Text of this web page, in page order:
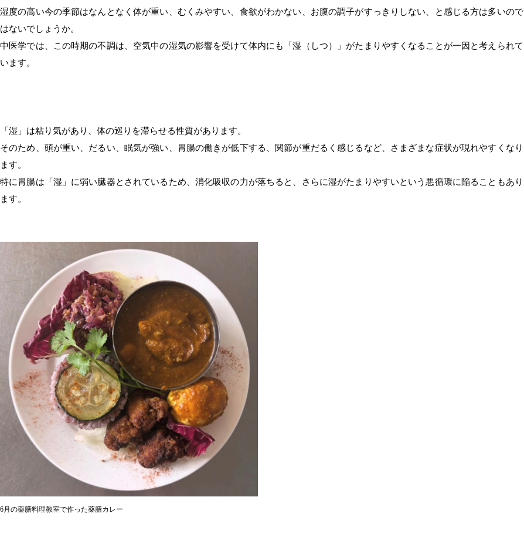
湿度の高い今の季節はなんとなく体が重い、むくみやすい、食欲がわかない、お腹の調子がすっきりしない、と感じる方は多いので
はないでしょうか。
中医学では、この時期の不調は、空気中の湿気の影響を受けて体内にも「湿（しつ）」がたまりやすくなることが一因と考えられて
います。
「湿」は粘り気があり、体の巡りを滞らせる性質があります。
そのため、頭が重い、だるい、眠気が強い、胃腸の働きが低下する、関節が重だるく感じるなど、さまざまな症状が現れやすくなり
ます。
特に胃腸は「湿」に弱い臓器とされているため、消化吸収の力が落ちると、さらに湿がたまりやすいという悪循環に陥ることもあり
ます。
6月の薬膳料理教室で作った薬膳カレー